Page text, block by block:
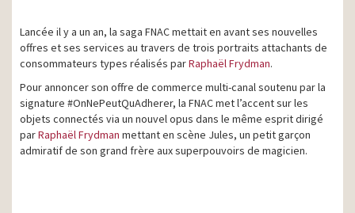
Lancée il y a un an, la saga FNAC mettait en avant ses nouvelles
offres et ses services au travers de trois portraits attachants de
consommateurs types réalisés parRaphaël Frydman.
Pour annoncer son offre de commerce multi-canal soutenu par la
signature #OnNePeutQuAdherer, la FNAC met l’accent sur les
objets connectés via un nouvel opus dans le même esprit dirigé
parRaphaël Frydman mettant en scène Jules, un petit garçon
admiratif de son grand frère aux superpouvoirs de magicien.